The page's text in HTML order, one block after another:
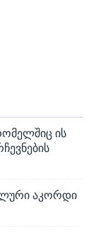
ის
აკორდი